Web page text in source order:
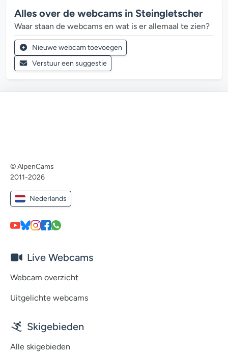
Alles over de webcams in Steingletscher
Waar staan de webcams en wat is er allemaal te zien?
Nieuwe webcam toevoegen
Verstuur een suggestie
© AlpenCams
2011-2026
Nederlands
Live Webcams
Webcam overzicht
Uitgelichte webcams
Skigebieden
Alle skigebieden